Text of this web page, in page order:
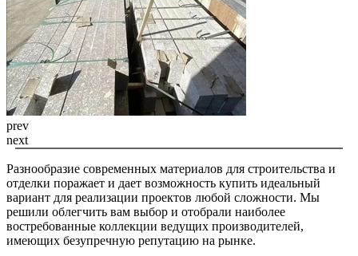
prev
next
Разнообразие современных материалов для строительства и
отделки поражает и дает возможность купить идеальный
вариант для реализации проектов любой сложности. Мы
решили облегчить вам выбор и отобрали наиболее
востребованные коллекции ведущих производителей,
имеющих безупречную репутацию на рынке.